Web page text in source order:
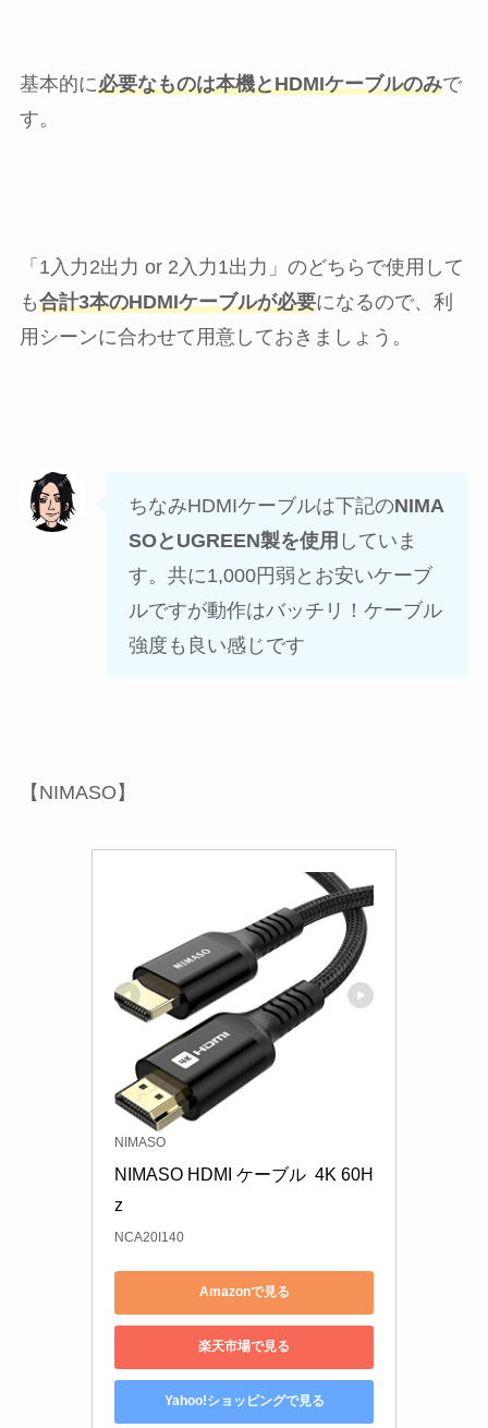
基本的に必要なものは本機とHDMIケーブルのみで
す。
「1入力2出力 or 2入力1出力」のどちらで使用して
も合計3本のHDMIケーブルが必要になるので、利
用シーンに合わせて用意しておきましょう。
ちなみHDMIケーブルは下記のNIMA
SOとUGREEN製を使用 していま
す。共に1,000円弱とお安いケーブ
ルですが動作はバッチリ！ケーブル
強度も良い感じです
【NIMASO】
NIMASO
NIMASO HDMI ケーブル  4K 60H
z
NCA20I140
Amazonで見る
楽天市場で見る
Yahoo!ショッピングで見る